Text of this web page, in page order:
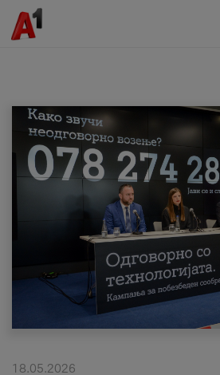
МК EN SQ
Деловни
Поддршка
Надополни кредит
18.05.2026